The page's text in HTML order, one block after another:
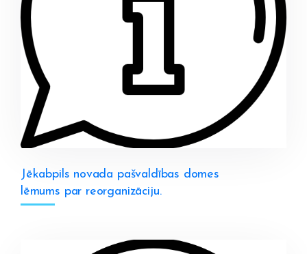
Jēkabpils novada pašvaldības domes
lēmums par reorganizāciju.